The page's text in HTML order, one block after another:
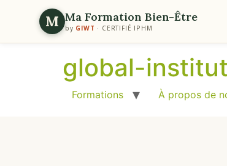
M Ma Formation Bien-Être
by GIWT · CERTIFIÉ IPHM
global-
Formations À propos de